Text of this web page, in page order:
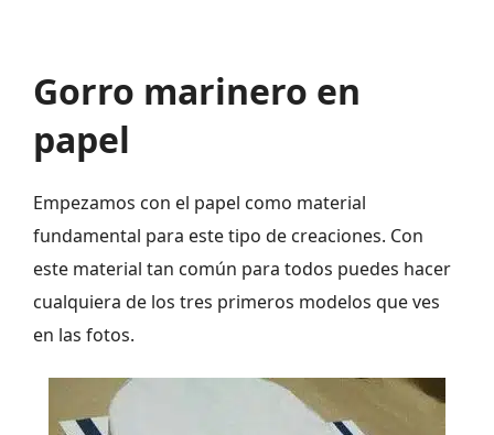
Gorro marinero en
papel
Empezamos con el papel como material
fundamental para este tipo de creaciones. Con
este material tan común para todos puedes hacer
cualquiera de los tres primeros modelos que ves
en las fotos.